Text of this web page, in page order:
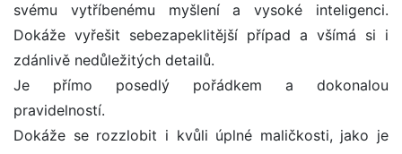
svému vytříbenému myšlení a vysoké inteligenci.
Dokáže vyřešit sebezapeklitější případ a všímá si i
zdánlivě nedůležitých detailů.
Je přímo posedlý pořádkem a dokonalou
pravidelností.
Dokáže se rozzlobit i kvůli úplné maličkosti, jako je